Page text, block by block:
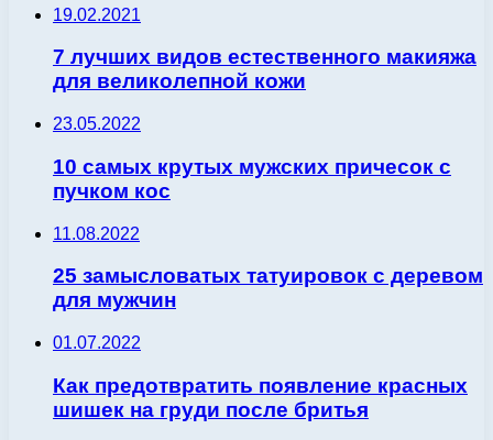
19.02.2021
7 лучших видов естественного макияжа
для великолепной кожи
23.05.2022
10 самых крутых мужских причесок с
пучком кос
11.08.2022
25 замысловатых татуировок с деревом
для мужчин
01.07.2022
Как предотвратить появление красных
шишек на груди после бритья